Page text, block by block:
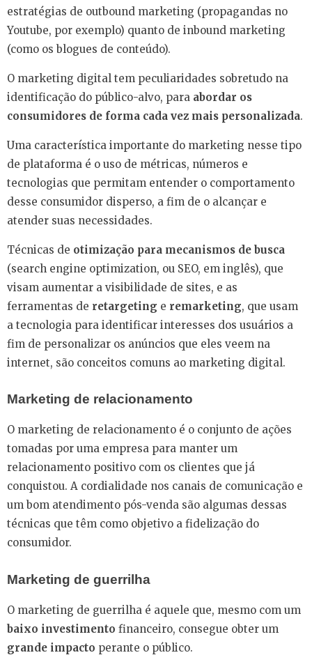
estratégias de outbound marketing (propagandas no
Youtube, por exemplo) quanto de inbound marketing
(como os blogues de conteúdo).
O marketing digital tem peculiaridades sobretudo na
identificação do público-alvo, para abordar os
consumidores de forma cada vez mais personalizada.
Uma característica importante do marketing nesse tipo
de plataforma é o uso de métricas, números e
tecnologias que permitam entender o comportamento
desse consumidor disperso, a fim de o alcançar e
atender suas necessidades.
Técnicas de otimização para mecanismos de busca
(search engine optimization, ou SEO, em inglês), que
visam aumentar a visibilidade de sites, e as
ferramentas de retargeting e remarketing, que usam
a tecnologia para identificar interesses dos usuários a
fim de personalizar os anúncios que eles veem na
internet, são conceitos comuns ao marketing digital.
Marketing de relacionamento
O marketing de relacionamento é o conjunto de ações
tomadas por uma empresa para manter um
relacionamento positivo com os clientes que já
conquistou. A cordialidade nos canais de comunicação e
um bom atendimento pós-venda são algumas dessas
técnicas que têm como objetivo a fidelização do
consumidor.
Marketing de guerrilha
O marketing de guerrilha é aquele que, mesmo com um
baixo investimento financeiro, consegue obter um
grande impacto perante o público.